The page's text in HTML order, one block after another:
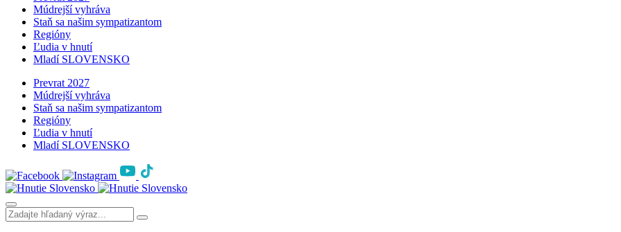
Múdrejší vyhráva
Staň sa našim sympatizantom
Regióny
Ľudia v hnutí
Mladí SLOVENSKO
Prevrat 2027
Múdrejší vyhráva
Staň sa našim sympatizantom
Regióny
Ľudia v hnutí
Mladí SLOVENSKO